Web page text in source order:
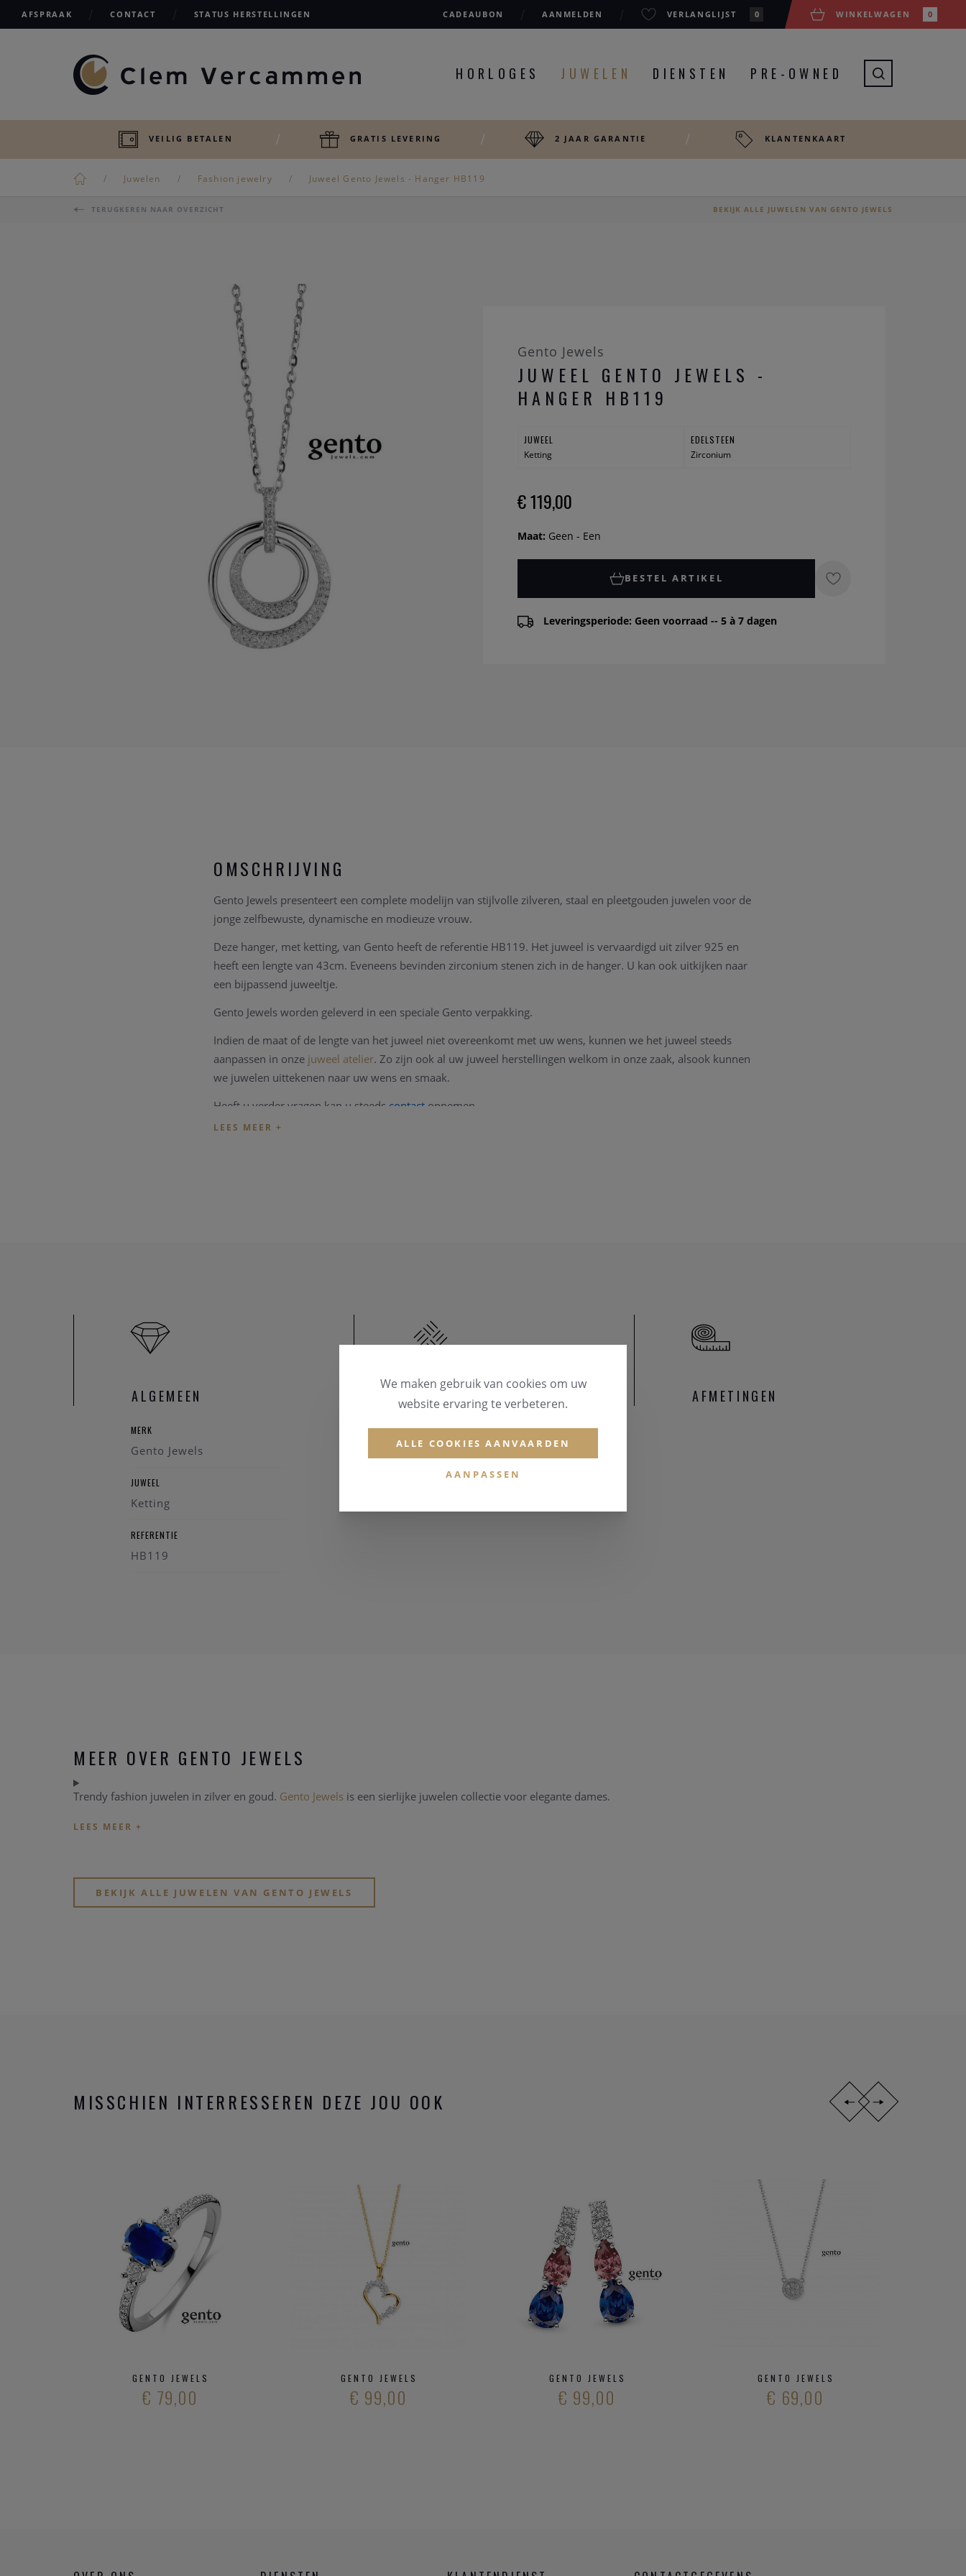
AFSPRAAK CONTACT STATUS HERSTELLINGEN CADEAUBON AANMELDEN VERLANGLIJST 0 WINKELWAGEN 0
HORLOGES JUWELEN DIENSTEN PRE-OWNED
VEILIG BETALEN GRATIS LEVERING 2 JAAR GARANTIE KLANTENKAART
Juwelen Fashion jewelry Juweel Gento Jewels - Hanger HB119
TERUGKEREN NAAR OVERZICHT BEKIJK ALLE JUWELEN VAN GENTO JEWELS
Gento Jewels
JUWEEL GENTO JEWELS -
HANGER HB119
JUWEEL
Ketting
EDELSTEEN
Zirconium
€ 119,00
Maat: Geen - Een
BESTEL ARTIKEL
Leveringsperiode: Geen voorraad -- 5 à 7 dagen
OMSCHRIJVING
Gento Jewels presenteert een complete modelijn van stijlvolle zilveren, staal en pleetgouden juwelen voor de
jonge zelfbewuste, dynamische en modieuze vrouw.
Deze hanger, met ketting, van Gento heeft de referentie HB119. Het juweel is vervaardigd uit zilver 925 en
heeft een lengte van 43cm. Eveneens bevinden zirconium stenen zich in de hanger. U kan ook uitkijken naar
een bijpassend juweeltje.
Gento Jewels worden geleverd in een speciale Gento verpakking.
Indien de maat of de lengte van het juweel niet overeenkomt met uw wens, kunnen we het juweel steeds
aanpassen in onze juweel atelier. Zo zijn ook al uw juweel herstellingen welkom in onze zaak, alsook kunnen
we juwelen uittekenen naar uw wens en smaak.
Heeft u verder vragen kan u steeds contact opnemen.
ALGEMEEN
MERK
Gento Jewels
JUWEEL
Ketting
REFERENTIE
HB119
MATERIAAL
MATERIAAL & KLEUR
Zilver 925
AFMETINGEN
MEER OVER GENTO JEWELS
Trendy fashion juwelen in zilver en goud. Gento Jewels is een sierlijke juwelen collectie voor elegante dames.
BEKIJK ALLE JUWELEN VAN GENTO JEWELS
MISSCHIEN INTERRESSEREN DEZE JOU OOK
GENTO JEWELS
€ 79,00
GENTO JEWELS
€ 99,00
GENTO JEWELS
€ 99,00
GENTO JEWELS
€ 69,00
We maken gebruik van cookies om uw
website ervaring te verbeteren.
ALLE COOKIES AANVAARDEN
AANPASSEN